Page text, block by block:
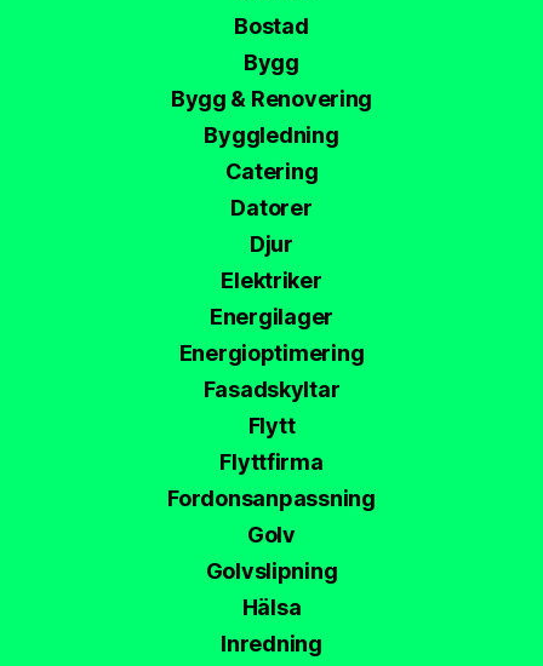
Bostad
Bygg
Bygg & Renovering
Byggledning
Catering
Datorer
Djur
Elektriker
Energilager
Energioptimering
Fasadskyltar
Flytt
Flyttfirma
Fordonsanpassning
Golv
Golvslipning
Hälsa
Inredning